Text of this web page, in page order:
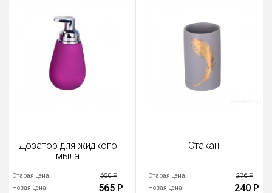
Дозатор для жидкого
мыла
Старая цена: 650 Р
Новая цена: 565 Р
Стакан
Старая цена: 276 Р
Новая цена: 240 Р